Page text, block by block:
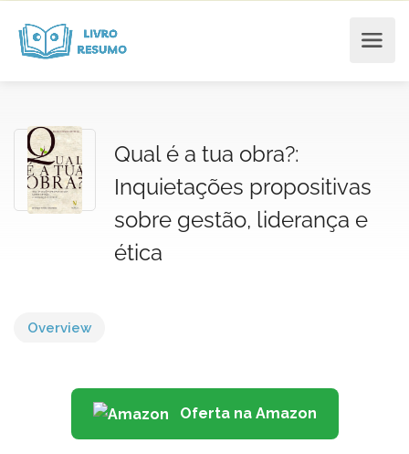
Qual é a tua obra?:
Inquietações propositivas
sobre gestão, liderança e
ética
Overview
Oferta na Amazon